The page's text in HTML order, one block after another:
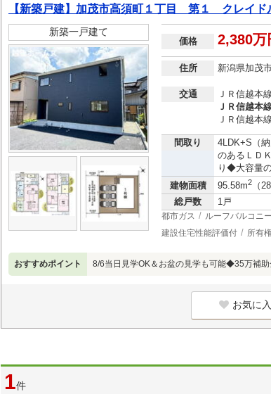
【新築戸建】加茂市高須町１丁目 第１ クレイド
新築一戸建て
価格 2,380万
住所 新潟県加茂
交通
ＪＲ信越本
ＪＲ信越本
ＪＲ信越本
間取り
4LDK+S（
のあるＬＤ
り◆大容量
建物面積
95.58m2 （
総戸数
1戸
都市ガス ルーフバルコニー
建設住宅性能評価付
所有
おすすめポイント 8/6当日見学OK＆お盆の見学も可能◆35万補
お気に
1件